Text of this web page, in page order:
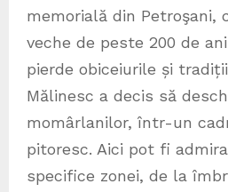
memorială din Petroşani,
veche de peste 200 de
pierde obiceiurile și
Mălinesc a decis să
momârlanilor, într-un
pitoresc. Aici pot fi
specifice zonei, de la